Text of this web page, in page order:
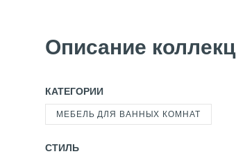
Описание
КАТЕГОРИИ
МЕБЕЛЬ ДЛЯ ВАННЫХ КОМНАТ
СТИЛЬ